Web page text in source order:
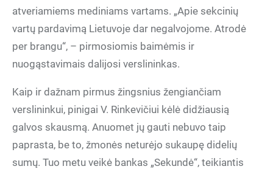
atveriamiems mediniams vartams. „Apie sekcinių
vartų pardavimą Lietuvoje dar negalvojome. Atrodė
per brangu“, – pirmosiomis baimėmis ir
nuogąstavimais dalijosi verslininkas.
Kaip ir dažnam pirmus žingsnius žengiančiam
verslininkui, pinigai V. Rinkevičiui kėlė didžiausią
galvos skausmą. Anuomet jų gauti nebuvo taip
paprasta, be to, žmonės neturėjo sukaupę didelių
sumų. Tuo metu veikė bankas „Sekundė“, teikiantis